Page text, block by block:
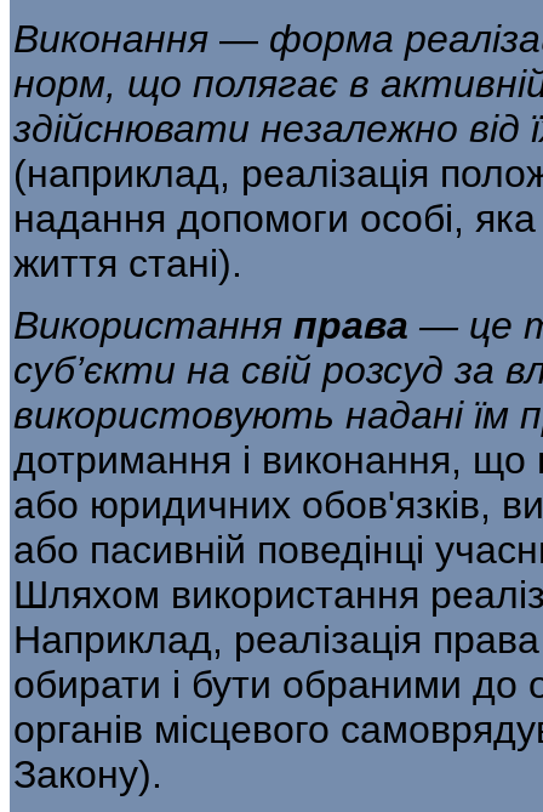
Виконання — форма
норм, що полягає в активній
здійснювати незалежно від
(наприклад, реалізація
надання допомоги особі,
життя стані).
Використання права — це
суб’єкти на свій розсуд за
використовують надані їм
дотримання і виконання, що
або юридичних обов'язків,
або пасивній поведінці
Шляхом використання
Наприклад, реалізація
обирати і бути обраними до
органів місцевого
Закону).